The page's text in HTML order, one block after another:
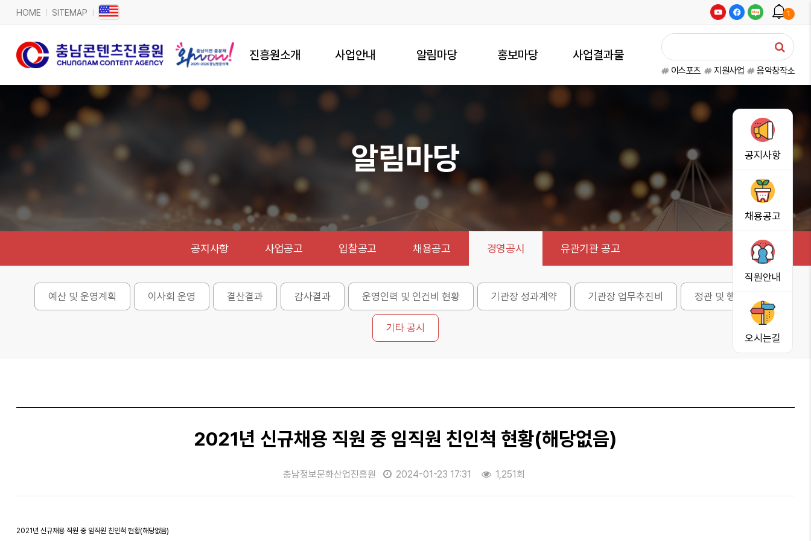
HOME SITEMAP 1
진흥원소개 사업안내 알림마당 홍보마당 사업결과물
이스포츠 지원사업 음악창작소
알림마당
공지사항 사업공고 입찰공고 채용공고 경영공시 유관기관 공고
예산 및 운영계획 이사회 운영 결산결과 감사결과 운영인력 및 인건비 현황 기관장 성과계약 기관장 업무추진비 정관 및 행동강령
기타 공시
2021년 신규채용 직원 중 임직원 친인척 현황(해당없음)
충남정보문화산업진흥원 2024-01-23 17:31 1,251회
2021년 신규채용 직원 중 임직원 친인척 현황(해당없음)
공지사항
채용공고
직원안내
오시는길